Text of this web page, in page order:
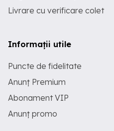
Livrare cu verificare colet
Informații utile
Puncte de fidelitate
Anunț Premium
Abonament VIP
Anunț promo